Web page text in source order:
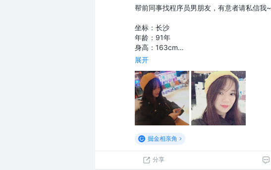
帮前同事找程序员男朋友，有意者请私信我~
坐标：长沙
年龄：91年
身高：163cm…
展开
掘金相亲角
分享